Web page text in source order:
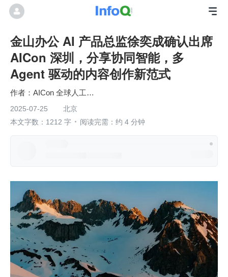
金山办公 AI 产品总监徐奕成确认出席
AICon 深圳，分享协同智能，多
Agent 驱动的内容创作新范式
AICon 全球人工智能开发与应用大会
2025-07-25
北京
本文字数：1212 字
阅读完需：约 4 分钟